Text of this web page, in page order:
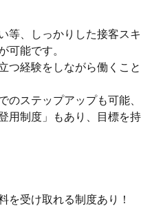
等、しっかりした接客スキ
可能です。
つ経験をしながら働くこと
のステップアップも可能、
用制度」もあり、目標を持
を受け取れる制度あり！